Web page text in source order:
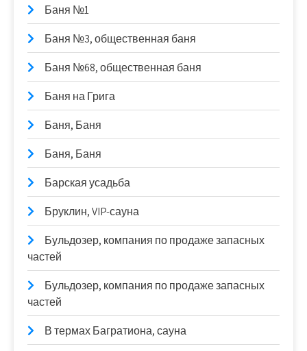
Баня №1
Баня №3, общественная баня
Баня №68, общественная баня
Баня на Грига
Баня, Баня
Баня, Баня
Барская усадьба
Бруклин, VIP-сауна
Бульдозер, компания по продаже запасных
частей
Бульдозер, компания по продаже запасных
частей
В термах Багратиона, сауна